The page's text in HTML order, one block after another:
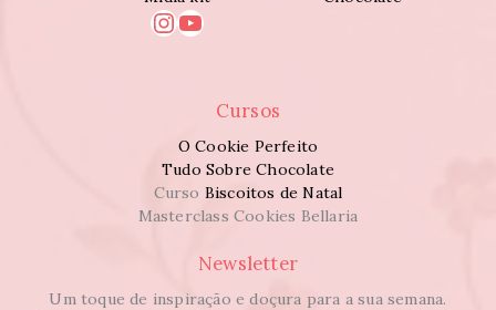
Instagram
Youtube
Cursos
O Cookie Perfeito
Tudo Sobre Chocolate
Curso Biscoitos de Natal
Masterclass Cookies Bellaria
Newsletter
Um toque de inspiração e doçura para a sua semana.